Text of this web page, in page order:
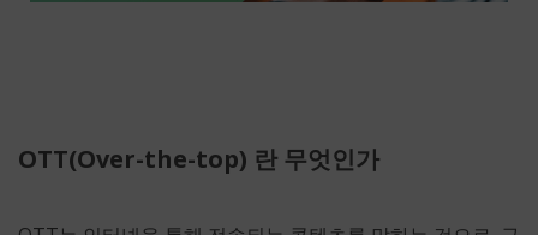
OTT(Over-the-top) 란 무엇인가